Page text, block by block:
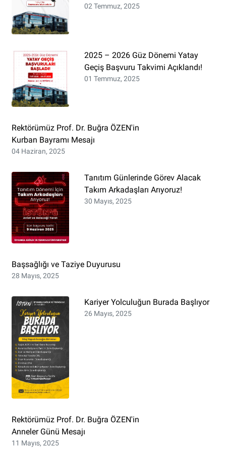
02 Temmuz, 2025
2025 – 2026 Güz Dönemi Yatay
Geçiş Başvuru Takvimi Açıklandı!
01 Temmuz, 2025
Rektörümüz Prof. Dr. Buğra ÖZEN'in
Kurban Bayramı Mesajı
04 Haziran, 2025
Tanıtım Günlerinde Görev Alacak
Takım Arkadaşları Arıyoruz!
30 Mayıs, 2025
Başsağlığı ve Taziye Duyurusu
28 Mayıs, 2025
Kariyer Yolculuğun Burada Başlıyor
26 Mayıs, 2025
Rektörümüz Prof. Dr. Buğra ÖZEN'in
Anneler Günü Mesajı
11 Mayıs, 2025